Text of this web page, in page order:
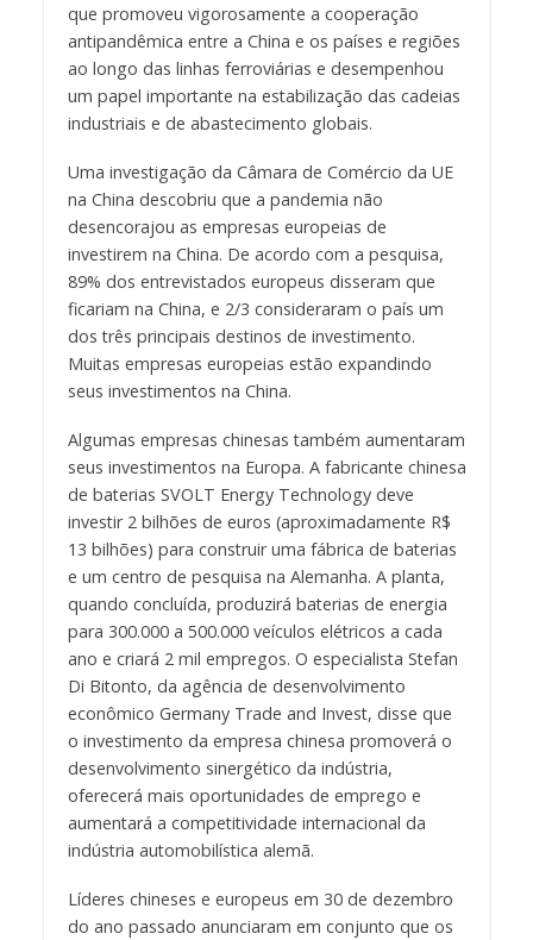
que promoveu vigorosamente a cooperação
antipandêmica entre a China e os países e regiões
ao longo das linhas ferroviárias e desempenhou
um papel importante na estabilização das cadeias
industriais e de abastecimento globais.
Uma investigação da Câmara de Comércio da UE
na China descobriu que a pandemia não
desencorajou as empresas europeias de
investirem na China. De acordo com a pesquisa,
89% dos entrevistados europeus disseram que
ficariam na China, e 2/3 consideraram o país um
dos três principais destinos de investimento.
Muitas empresas europeias estão expandindo
seus investimentos na China.
Algumas empresas chinesas também aumentaram
seus investimentos na Europa. A fabricante chinesa
de baterias SVOLT Energy Technology deve
investir 2 bilhões de euros (aproximadamente R$
13 bilhões) para construir uma fábrica de baterias
e um centro de pesquisa na Alemanha. A planta,
quando concluída, produzirá baterias de energia
para 300.000 a 500.000 veículos elétricos a cada
ano e criará 2 mil empregos. O especialista Stefan
Di Bitonto, da agência de desenvolvimento
econômico Germany Trade and Invest, disse que
o investimento da empresa chinesa promoverá o
desenvolvimento sinergético da indústria,
oferecerá mais oportunidades de emprego e
aumentará a competitividade internacional da
indústria automobilística alemã.
Líderes chineses e europeus em 30 de dezembro
do ano passado anunciaram em conjunto que os